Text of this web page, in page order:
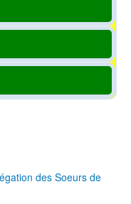
des Soeurs de